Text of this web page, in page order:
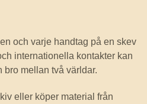
och varje handtag på en skev
internationella kontakter kan
bro mellan två världar.
eller köper material från